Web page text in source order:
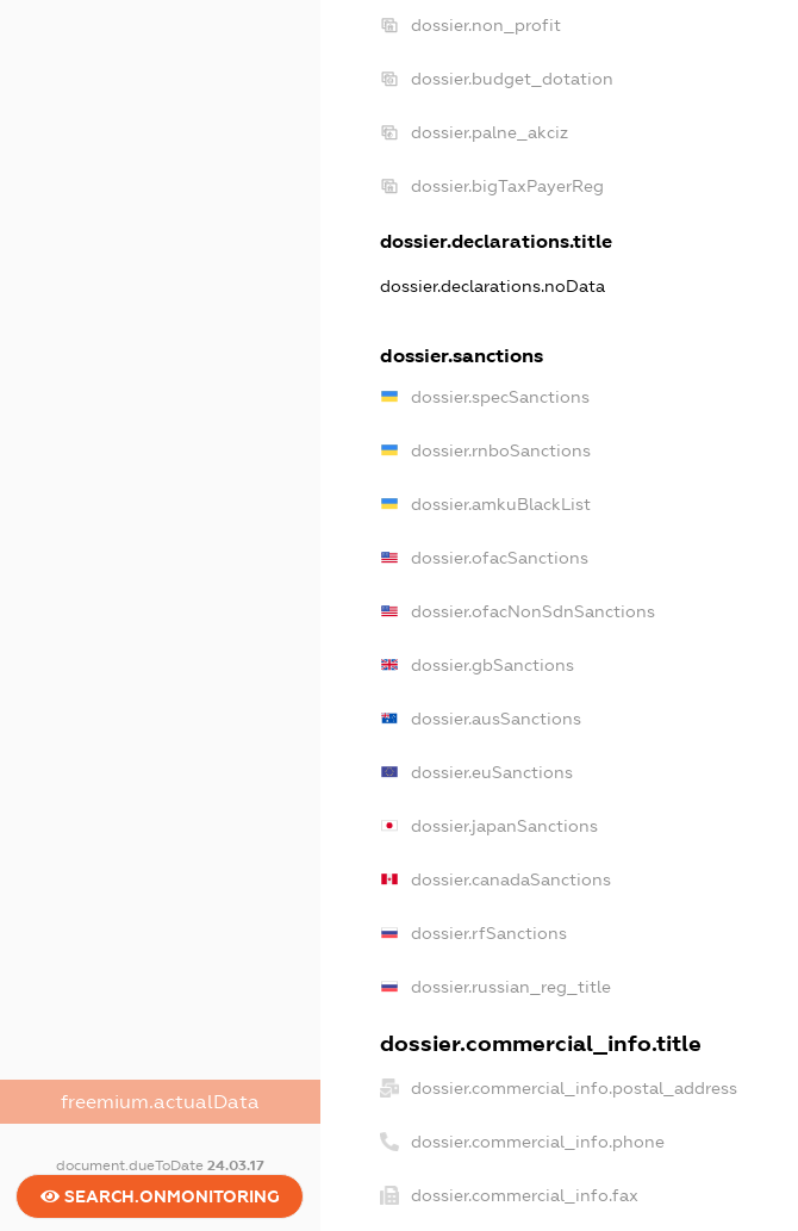
freemium.actualData
document.dueToDate 24.03.17
SEARCH.ONMONITORING
dossier.non_profit
dossier.budget_dotation
dossier.palne_akciz
dossier.bigTaxPayerReg
dossier.declarations.title
dossier.declarations.noData
dossier.sanctions
dossier.specSanctions
dossier.rnboSanctions
dossier.amkuBlackList
dossier.ofacSanctions
dossier.ofacNonSdnSanctions
dossier.gbSanctions
dossier.ausSanctions
dossier.euSanctions
dossier.japanSanctions
dossier.canadaSanctions
dossier.rfSanctions
dossier.russian_reg_title
dossier.commercial_info.title
dossier.commercial_info.postal_address
dossier.commercial_info.phone
dossier.commercial_info.fax